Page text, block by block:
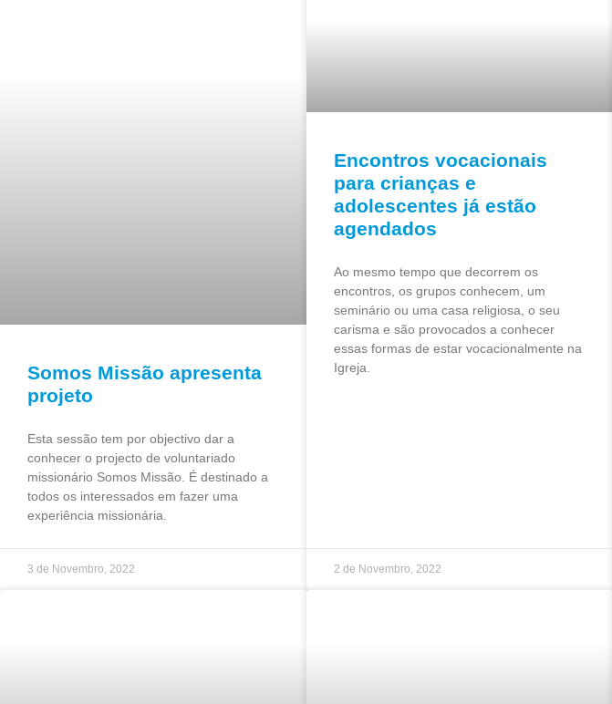
Somos Missão apresenta
projeto
Esta sessão tem por objectivo dar a
conhecer o projecto de voluntariado
missionário Somos Missão. É destinado a
todos os interessados em fazer uma
experiência missionária.
3 de Novembro, 2022
Encontros vocacionais
para crianças e
adolescentes já estão
agendados
Ao mesmo tempo que decorrem os
encontros, os grupos conhecem, um
seminário ou uma casa religiosa, o seu
carisma e são provocados a conhecer
essas formas de estar vocacionalmente na
Igreja.
2 de Novembro, 2022